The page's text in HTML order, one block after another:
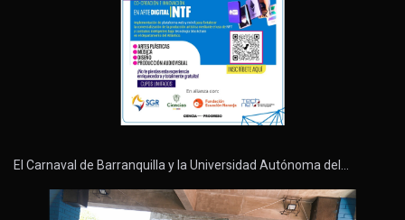
El Carnaval de Barranquilla y la Universidad Autónoma del…